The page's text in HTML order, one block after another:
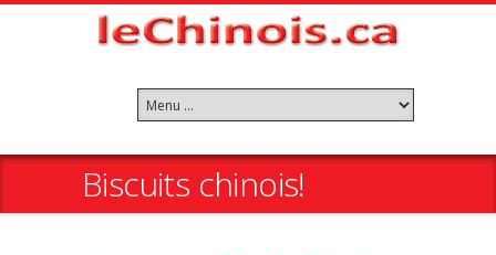
Biscuits chinois!